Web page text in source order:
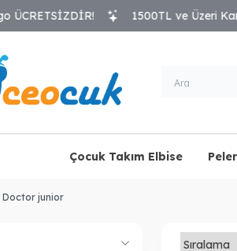
1500TL ve Üzeri Kargo
Çocuk Takım Elbise
Doctor junior